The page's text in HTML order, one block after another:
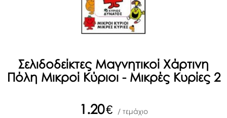
Σελιδοδείκτες Μαγνητικοί Χάρτινη
Πόλη Μικροί Κύριοι - Μικρές Κυρίες 2
1.20€ / τεμάχιο